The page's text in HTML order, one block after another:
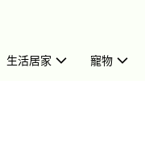
生活居家 寵物